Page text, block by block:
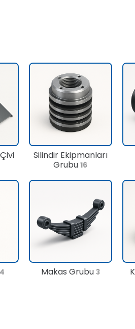
Silindir Ekipmanları
Grubu16
4 Makas Grubu 3